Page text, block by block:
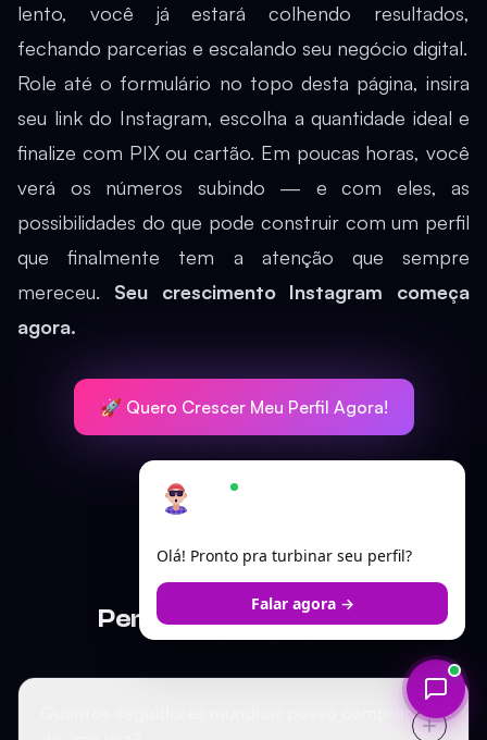
lento, você já estará colhendo resultados,
fechando parcerias e escalando seu negócio digital.
Role até o formulário no topo desta página, insira
seu link do Instagram, escolha a quantidade ideal e
finalize com PIX ou cartão. Em poucas horas, você
verá os números subindo — e com eles, as
possibilidades do que pode construir com um perfil
que finalmente tem a atenção que sempre
mereceu. Seu crescimento Instagram começa
agora.
🚀 Quero Crescer Meu Perfil Agora!
Perguntas Frequentes
Quantos seguidores mundiais posso comprar
Olá! Pronto pra turbinar seu perfil?
Falar agora →